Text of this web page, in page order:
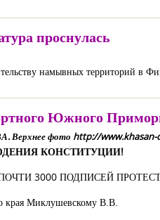
проснулась
намывных территорий в
Южного
Верхнее фото http://
КОНСТИТУЦИИ!
3000 ПОДПИСЕЙ
края Миклушевскому В.В.